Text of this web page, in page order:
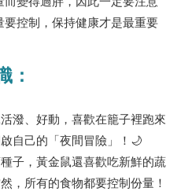
控制，保持健康才是最重要
：
活潑、好動，喜歡在籠子裡跑來
自己的「夜間冒險」！🌙
子，黃金鼠還喜歡吃新鮮的蔬
，所有的食物都要控制份量！